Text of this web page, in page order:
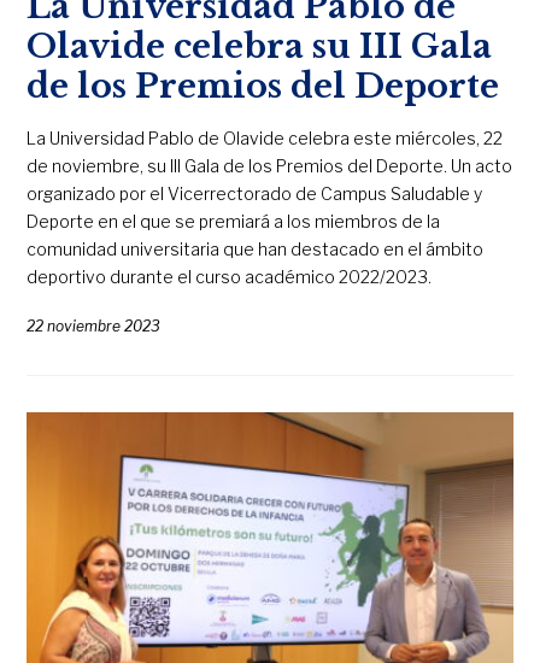
Olavide celebra su III Gala
de los Premios del Deporte
La Universidad Pablo de Olavide celebra este miércoles, 22
de noviembre, su III Gala de los Premios del Deporte. Un acto
organizado por el Vicerrectorado de Campus Saludable y
Deporte en el que se premiará a los miembros de la
comunidad universitaria que han destacado en el ámbito
deportivo durante el curso académico 2022/2023.
22 noviembre 2023